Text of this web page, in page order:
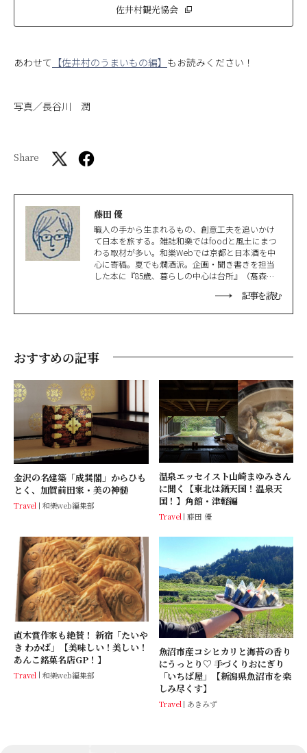
佐井村観光協会
あわせて 【佐井村のうまいもの編】 もお読みください！
写真／長谷川 潤
Share
藤田 優
職人の手から生まれるもの、創意工夫を追いかけ
て日本を旅する。雑誌和樂ではfoodと風土にまつ
わる取材が多い。和樂Webでは京都と日本酒を中
心に寄稿。夏でも燗酒派。企画・聞き書きを担当
した本に『85歳、暮らしの中心は台所』（髙森寛
風瑞著）、『鍵善 京の菓子屋の舞台裏』（今西
記事を読む
おすすめの記事
金沢の名建築「成巽閣」からひも
とく、加賀前田家・美の神髄
Travel 和樂web編集部
温泉エッセイスト山崎まゆみさん
に聞く【東北は鍋天国！温泉天
国！】角館・津軽編
Travel 藤田 優
直木賞作家も絶賛！ 新宿「たいや
き わかば」【美味しい！美しい！
あんこ銘菓名店GP！】
Travel 和樂web編集部
魚沼市産コシヒカリと海苔の香り
にうっとり♡ 手づくりおにぎり
「いちば屋」【新潟県魚沼市を楽
しみ尽くす】
Travel あきみず